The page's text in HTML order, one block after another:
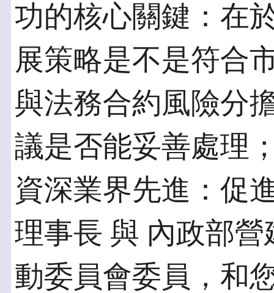
功的核心關鍵：在
展策略是不是符合
與法務合約風險分
議是否能妥善處理
資深業界先進：促
理事長 與 內政部
動委員會委員，和